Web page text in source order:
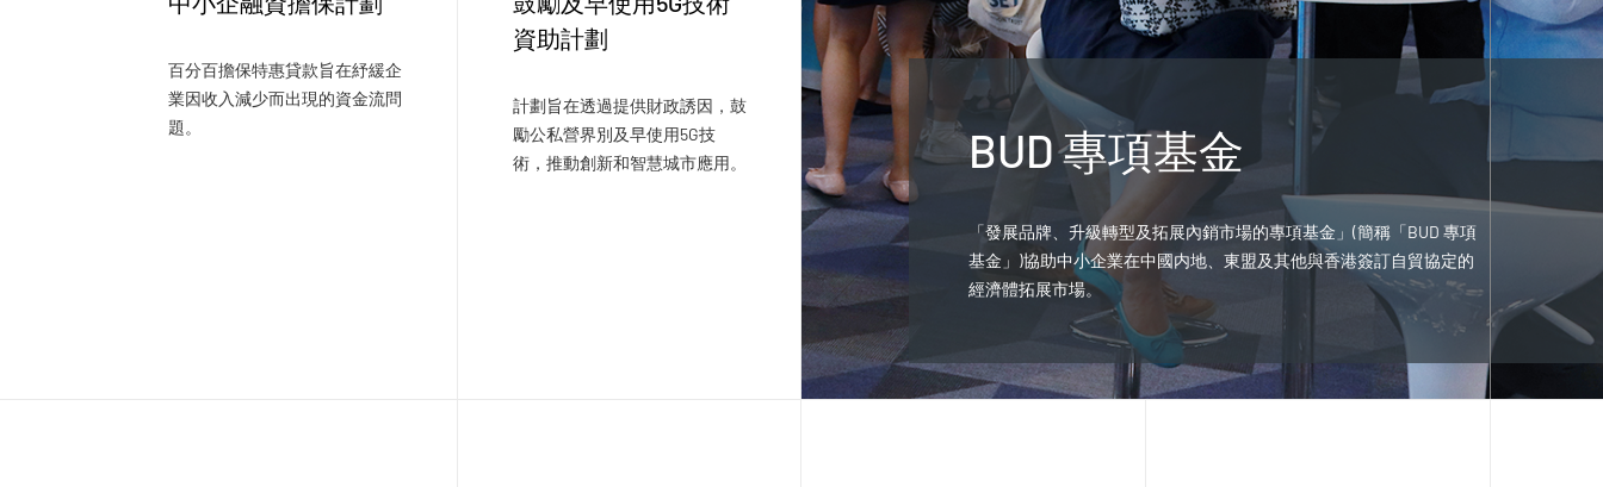
百分百擔保特惠貸款旨在紓緩企
業因收入減少而出現的資金流問
題。
資助計劃
計劃旨在透過提供財政誘因，鼓
勵公私營界別及早使用5G技
術，推動創新和智慧城市應用。
BUD 專項基金
「發展品牌、升級轉型及拓展內銷市場的專項基金」(簡稱「BUD 專項
基金」)協助中小企業在中國内地、東盟及其他與香港簽訂自貿協定的
經濟體拓展市場。